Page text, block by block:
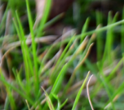
E PARA FINS
DE COOKIES.POLÍTICA